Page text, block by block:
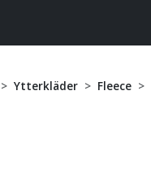
Ytterkläder Fleece